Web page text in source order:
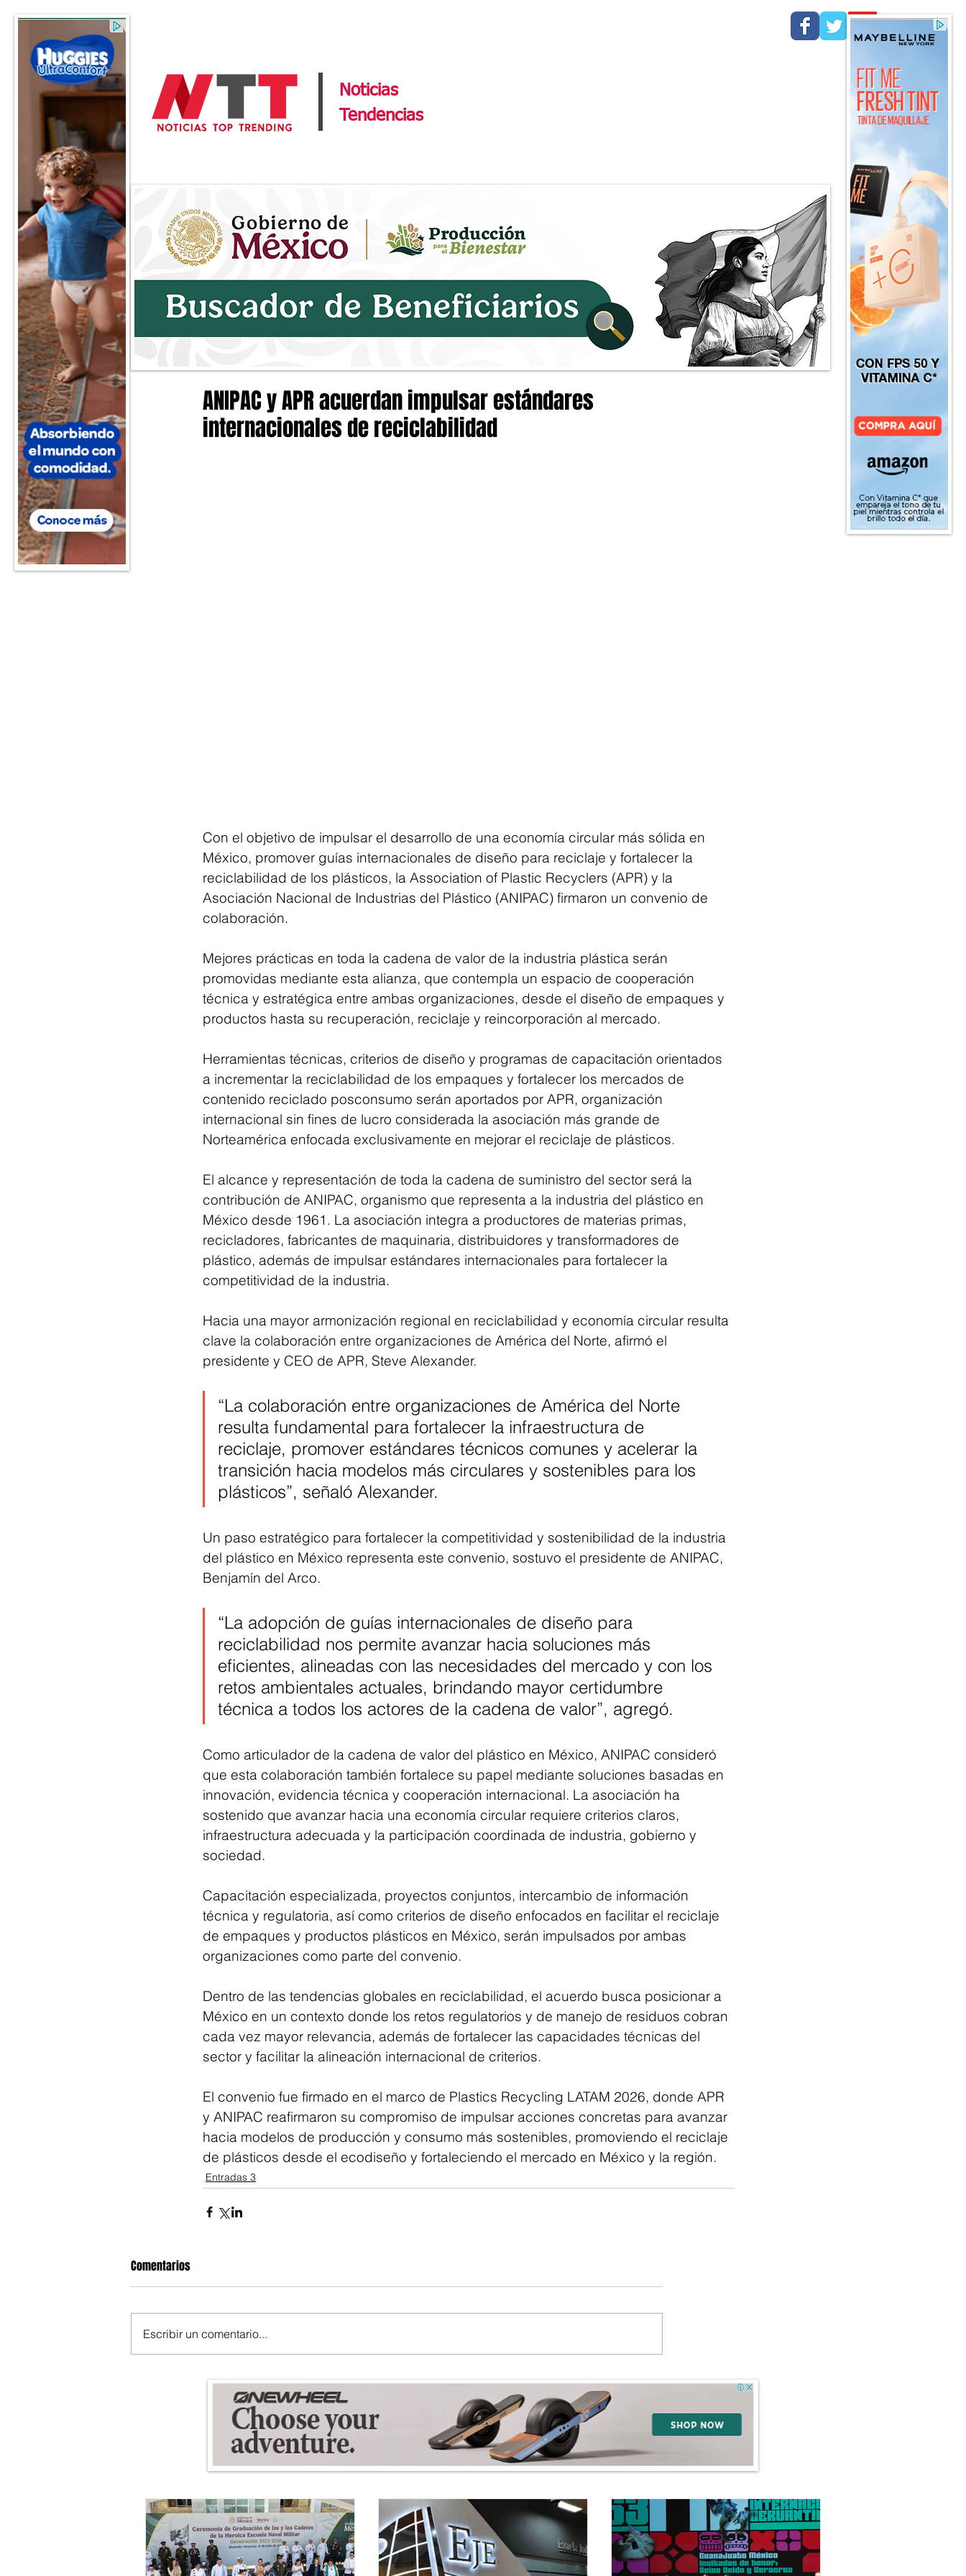
Noticias
Tendencias
ANIPAC y APR acuerdan impulsar estándares
internacionales de reciclabilidad
Con el objetivo de impulsar el desarrollo de una economía circular más sólida en
México, promover guías internacionales de diseño para reciclaje y fortalecer la
reciclabilidad de los plásticos, la Association of Plastic Recyclers (APR) y la
Asociación Nacional de Industrias del Plástico (ANIPAC) firmaron un convenio de
colaboración.
Mejores prácticas en toda la cadena de valor de la industria plástica serán
promovidas mediante esta alianza, que contempla un espacio de cooperación
técnica y estratégica entre ambas organizaciones, desde el diseño de empaques y
productos hasta su recuperación, reciclaje y reincorporación al mercado.
Herramientas técnicas, criterios de diseño y programas de capacitación orientados
a incrementar la reciclabilidad de los empaques y fortalecer los mercados de
contenido reciclado posconsumo serán aportados por APR, organización
internacional sin fines de lucro considerada la asociación más grande de
Norteamérica enfocada exclusivamente en mejorar el reciclaje de plásticos.
El alcance y representación de toda la cadena de suministro del sector será la
contribución de ANIPAC, organismo que representa a la industria del plástico en
México desde 1961. La asociación integra a productores de materias primas,
recicladores, fabricantes de maquinaria, distribuidores y transformadores de
plástico, además de impulsar estándares internacionales para fortalecer la
competitividad de la industria.
Hacia una mayor armonización regional en reciclabilidad y economía circular resulta
clave la colaboración entre organizaciones de América del Norte, afirmó el
presidente y CEO de APR, Steve Alexander.
“La colaboración entre organizaciones de América del Norte
resulta fundamental para fortalecer la infraestructura de
reciclaje, promover estándares técnicos comunes y acelerar la
transición hacia modelos más circulares y sostenibles para los
plásticos”, señaló Alexander.
Un paso estratégico para fortalecer la competitividad y sostenibilidad de la industria
del plástico en México representa este convenio, sostuvo el presidente de ANIPAC,
Benjamín del Arco.
“La adopción de guías internacionales de diseño para
reciclabilidad nos permite avanzar hacia soluciones más
eficientes, alineadas con las necesidades del mercado y con los
retos ambientales actuales, brindando mayor certidumbre
técnica a todos los actores de la cadena de valor”, agregó.
Como articulador de la cadena de valor del plástico en México, ANIPAC consideró
que esta colaboración también fortalece su papel mediante soluciones basadas en
innovación, evidencia técnica y cooperación internacional. La asociación ha
sostenido que avanzar hacia una economía circular requiere criterios claros,
infraestructura adecuada y la participación coordinada de industria, gobierno y
sociedad.
Capacitación especializada, proyectos conjuntos, intercambio de información
técnica y regulatoria, así como criterios de diseño enfocados en facilitar el reciclaje
de empaques y productos plásticos en México, serán impulsados por ambas
organizaciones como parte del convenio.
Dentro de las tendencias globales en reciclabilidad, el acuerdo busca posicionar a
México en un contexto donde los retos regulatorios y de manejo de residuos cobran
cada vez mayor relevancia, además de fortalecer las capacidades técnicas del
sector y facilitar la alineación internacional de criterios.
El convenio fue firmado en el marco de Plastics Recycling LATAM 2026, donde APR
y ANIPAC reafirmaron su compromiso de impulsar acciones concretas para avanzar
hacia modelos de producción y consumo más sostenibles, promoviendo el reciclaje
de plásticos desde el ecodiseño y fortaleciendo el mercado en México y la región.
Entradas 3
Comentarios
Escribir un comentario...